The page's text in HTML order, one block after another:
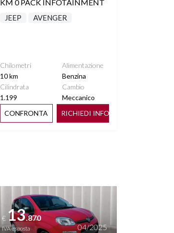
KM 0 PACK INFOTAINMENT
JEEP AVENGER
Chilometri
10 km
Alimentazione
Benzina
Cilindrata
1.199
Cambio
Meccanico
CONFRONTA
RICHIEDI INFO
€ 13.870
IVA esposta 04/2025